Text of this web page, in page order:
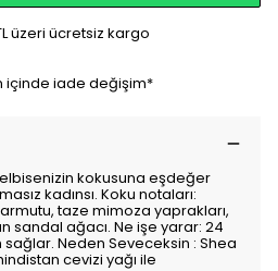
üzeri ücretsiz kargo
içinde iade değişim*
elbisenizin kokusuna eşdeğer
kadınsı. Koku notaları:
taze mimoza yaprakları,
sandal ağacı. Ne işe yarar: 24
Neden Seveceksin : Shea
cevizi yağı ile